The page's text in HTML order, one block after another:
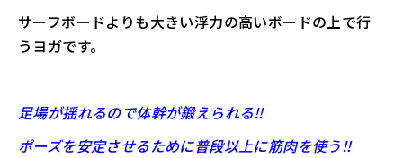
サーフボードよりも大きい浮力の高いボードの上で行
うヨガです。
足場が揺れるので体幹が鍛えられる‼
ポーズを安定させるために普段以上に筋肉を使う‼